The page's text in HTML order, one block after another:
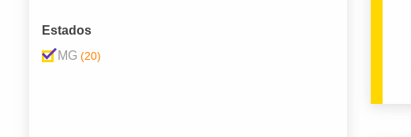
Estados
MG (20)